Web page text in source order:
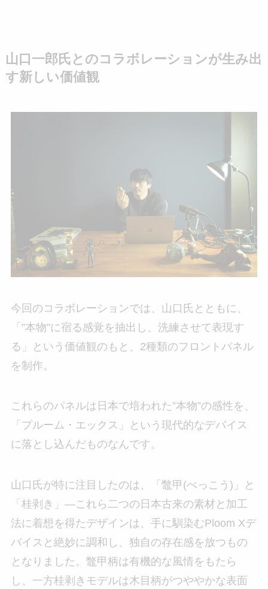
山口一郎氏とのコラボレーションが生み出
す新しい価値観
今回のコラボレーションでは、山口氏とともに、
「”本物”に宿る感覚を抽出し、洗練させて表現す
る」という価値観のもと、2種類のフロントパネル
を制作。
これらのパネルは日本で培われた”本物”の感性を、
「プルーム・エックス」という現代的なデバイス
に落とし込んだものなんです。
山口氏が特に注目したのは、「鼈甲(べっこう)」と
「桂剥き」—これら二つの日本古来の素材と加工
法に着想を得たデザインは、手に馴染むPloom Xデ
バイスと絶妙に調和し、独自の存在感を放つもの
となりました。鼈甲柄は有機的な風情をもたら
し、一方桂剥きモデルは木目柄がつややかな表面